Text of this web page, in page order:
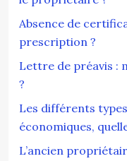
Absence de
prescription ?
Lettre de préavis :
?
Les différents
économiques,
L’ancien